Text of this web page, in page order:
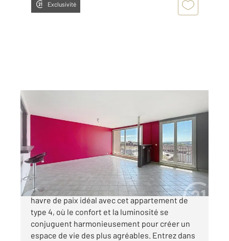
Exclusivité
82,09 m
Ref : 18040
Appartement F3 à vendre
129 000 €
COMPIEGNE - PUY DU ROI Découvrez votre
havre de paix idéal avec cet appartement de
type 4, où le confort et la luminosité se
conjuguent harmonieusement pour créer un
espace de vie des plus agréables. Entrez dans